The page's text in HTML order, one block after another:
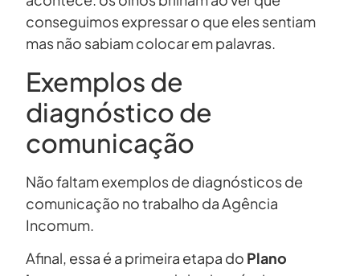
conseguimos expressar o que eles sentiam
mas não sabiam colocar em palavras.
Exemplos de
diagnóstico de
comunicação
Não faltam exemplos de diagnósticos de
comunicação no trabalho da Agência
Incomum.
Afinal, essa é a primeira etapa do Plano